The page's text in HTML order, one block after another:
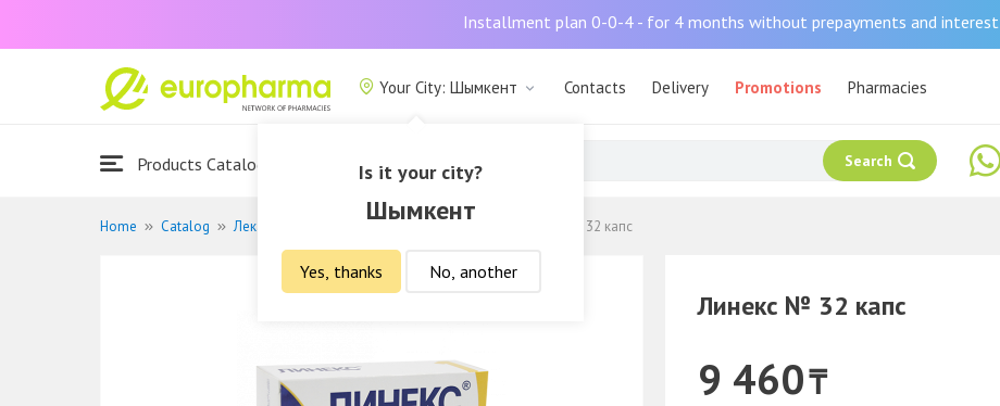
Installment plan 0-0-4 - for 4 months without prepayments and interest
Your City: Шымкент
Is it your city?
Шымкент
Yes, thanks No, another
Contacts Delivery Promotions Pharmacies
About Us
Products Catalogue Search
Home Catalog Лекарственные средства Линекс № 32 капс
Линекс № 32 капс
9 460₸